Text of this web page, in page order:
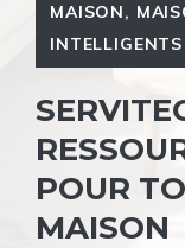
MAISON,
INTELLIGENTS
POUR
MAISON